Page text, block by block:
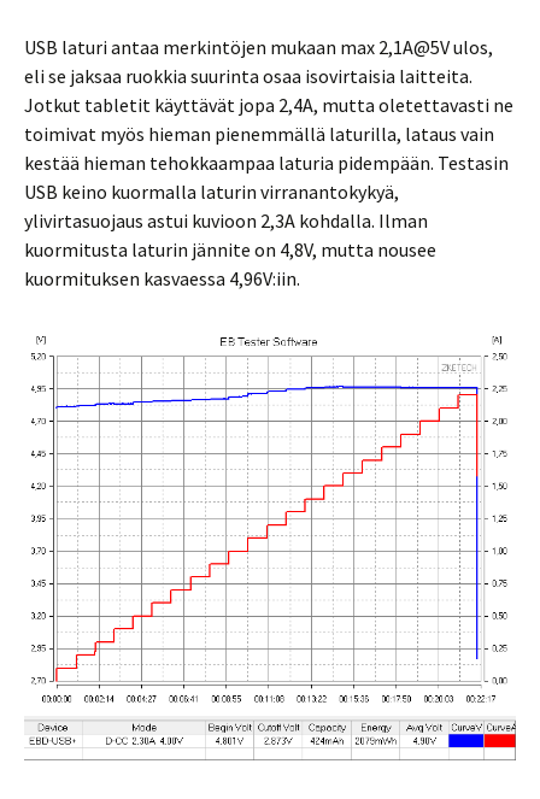
USB laturi antaa merkintöjen mukaan max 2,1A@5V ulos,
eli se jaksaa ruokkia suurinta osaa isovirtaisia laitteita.
Jotkut tabletit käyttävät jopa 2,4A, mutta oletettavasti ne
toimivat myös hieman pienemmällä laturilla, lataus vain
kestää hieman tehokkaampaa laturia pidempään. Testasin
USB keino kuormalla laturin virranantokykyä,
ylivirtasuojaus astui kuvioon 2,3A kohdalla. Ilman
kuormitusta laturin jännite on 4,8V, mutta nousee
kuormituksen kasvaessa 4,96V:iin.